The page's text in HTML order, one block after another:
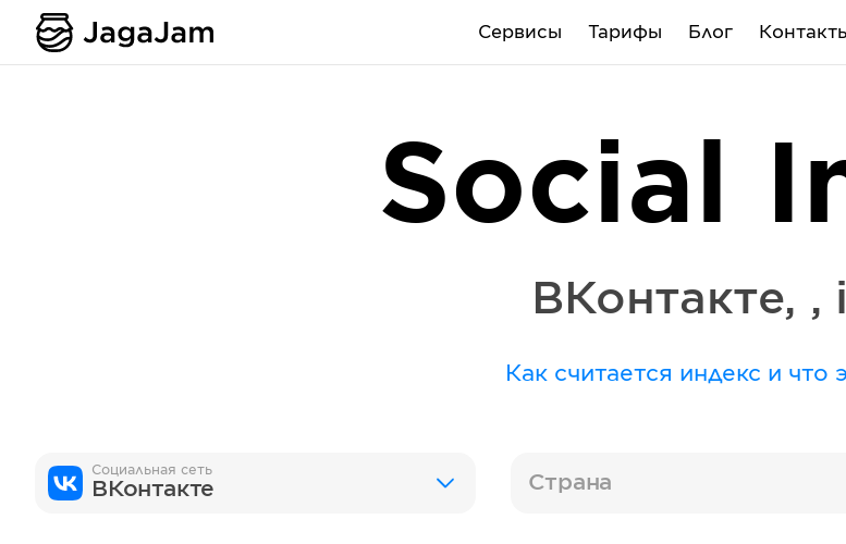
Сервисы Тарифы Блог
Social
ВКонтакте, ,
Как считается индекс и что
Социальная сеть
ВКонтакте Страна